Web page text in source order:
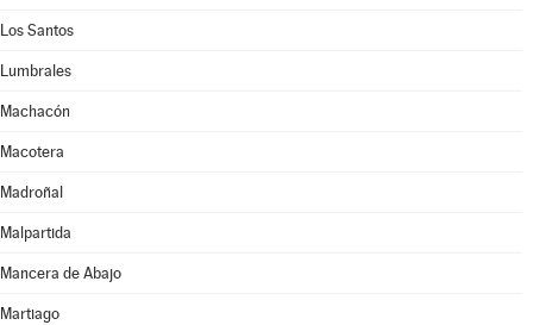
Los Santos
Lumbrales
Machacón
Macotera
Madroñal
Malpartida
Mancera de Abajo
Martiago